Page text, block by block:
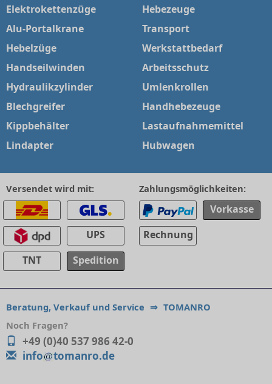
Elektrokettenzüge
Alu-Portalkrane
Hebelzüge
Handseilwinden
Hydraulikzylinder
Blechgreifer
Kippbehälter
Lindapter
Hebezeuge
Transport
Werkstattbedarf
Arbeitsschutz
Umlenkrollen
Handhebezeuge
Lastaufnahmemittel
Hubwagen
Versendet wird mit:
UPS
TNT
Spedition
Zahlungsmöglichkeiten:
Vorkasse
Rechnung
Beratung, Verkauf und Service ⇒ TOMANRO
Noch Fragen?
+49 (0)40 537 986 42-0
info
tomanro.de